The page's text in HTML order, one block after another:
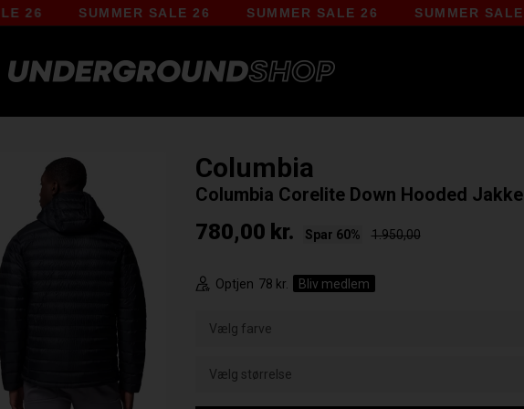
SUMMER SALE 26 SUMMER SALE 26 SUMMER SALE 26
Columbia
Columbia Corelite Down Hooded Jakke
780,00 kr. Spar 60% 1.950,00
Optjen 78 kr. Bliv medlem